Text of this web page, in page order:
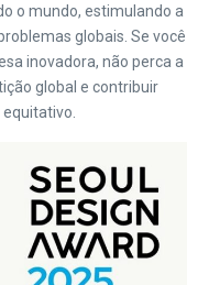
o mundo, estimulando a
globais. Se você
inovadora, não perca a
global e contribuir